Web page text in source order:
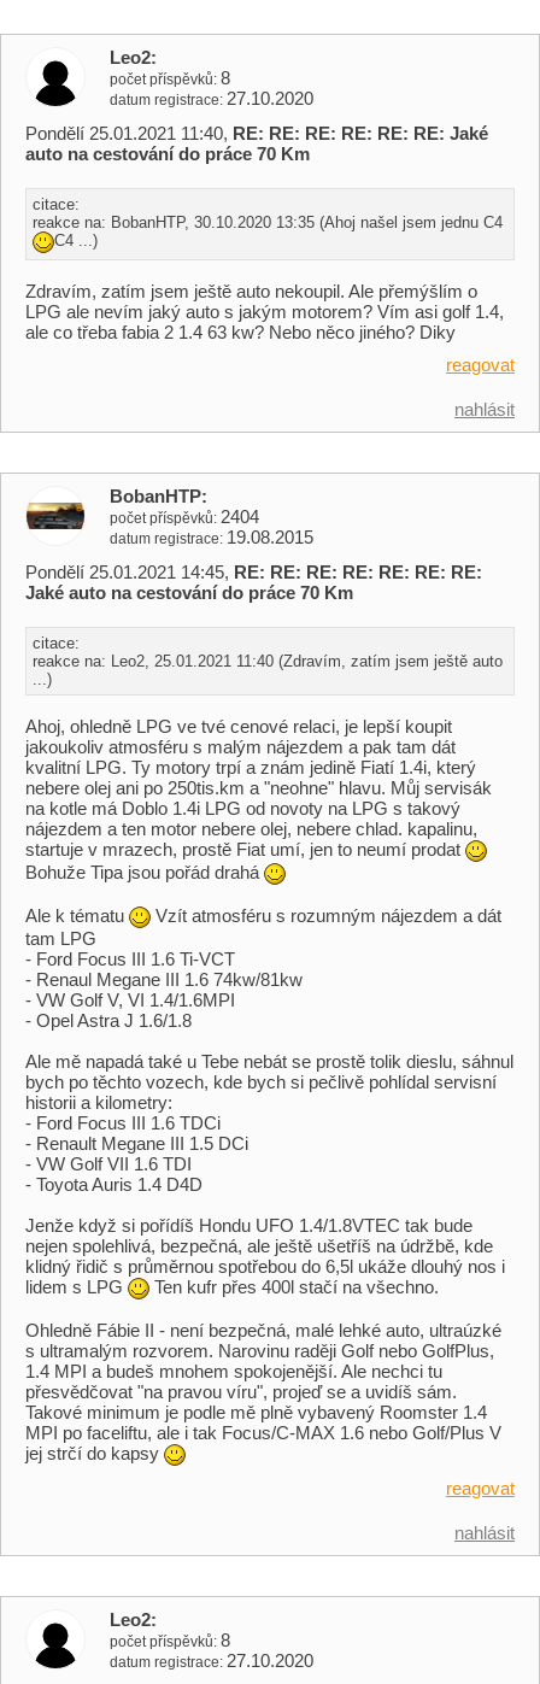
Leo2
počet příspěvků 8
datum registrace 27.10.2020
Pondělí 25.01.2021 11:40, RE: RE: RE: RE: RE: RE: Jaké
auto na cestování do práce 70 Km
citace:
reakce na: BobanHTP, 30.10.2020 13:35 (Ahoj našel jsem jednu C4
C4 ...)
Zdravím, zatím jsem ještě auto nekoupil. Ale přemýšlím o
LPG ale nevím jaký auto s jakým motorem? Vím asi golf 1.4,
ale co třeba fabia 2 1.4 63 kw? Nebo něco jiného? Diky
reagovat
nahlásit
BobanHTP
počet příspěvků 2404
datum registrace 19.08.2015
Pondělí 25.01.2021 14:45, RE: RE: RE: RE: RE: RE: RE:
Jaké auto na cestování do práce 70 Km
citace:
reakce na: Leo2, 25.01.2021 11:40 (Zdravím, zatím jsem ještě auto
...)
Ahoj, ohledně LPG ve tvé cenové relaci, je lepší koupit
jakoukoliv atmosféru s malým nájezdem a pak tam dát
kvalitní LPG. Ty motory trpí a znám jedině Fiatí 1.4i, který
nebere olej ani po 250tis.km a "neohne" hlavu. Můj servisák
na kotle má Doblo 1.4i LPG od novoty na LPG s takový
nájezdem a ten motor nebere olej, nebere chlad. kapalinu,
startuje v mrazech, prostě Fiat umí, jen to neumí prodat
Bohuže Tipa jsou pořád drahá
Ale k tématu
Vzít atmosféru s rozumným nájezdem a dát
tam LPG
- Ford Focus III 1.6 Ti-VCT
- Renaul Megane III 1.6 74kw/81kw
- VW Golf V, VI 1.4/1.6MPI
- Opel Astra J 1.6/1.8
Ale mě napadá také u Tebe nebát se prostě tolik dieslu, sáhnul
bych po těchto vozech, kde bych si pečlivě pohlídal servisní
historii a kilometry:
- Ford Focus III 1.6 TDCi
- Renault Megane III 1.5 DCi
- VW Golf VII 1.6 TDI
- Toyota Auris 1.4 D4D
Jenže když si pořídíš Hondu UFO 1.4/1.8VTEC tak bude
nejen spolehlivá, bezpečná, ale ještě ušetříš na údržbě, kde
klidný řidič s průměrnou spotřebou do 6,5l ukáže dlouhý nos i
lidem s LPG
Ten kufr přes 400l stačí na všechno.
Ohledně Fábie II - není bezpečná, malé lehké auto, ultraúzké
s ultramalým rozvorem. Narovinu raději Golf nebo GolfPlus,
1.4 MPI a budeš mnohem spokojenější. Ale nechci tu
přesvědčovat "na pravou víru", projeď se a uvidíš sám.
Takové minimum je podle mě plně vybavený Roomster 1.4
MPI po faceliftu, ale i tak Focus/C-MAX 1.6 nebo Golf/Plus V
jej strčí do kapsy
reagovat
nahlásit
Leo2
počet příspěvků 8
datum registrace 27.10.2020